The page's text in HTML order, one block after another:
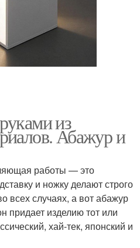
из
Абажур и
работы — это
и ножку делают строго
всех случаях, а вот абажур
придает изделию тот или
хай-тек, японский и